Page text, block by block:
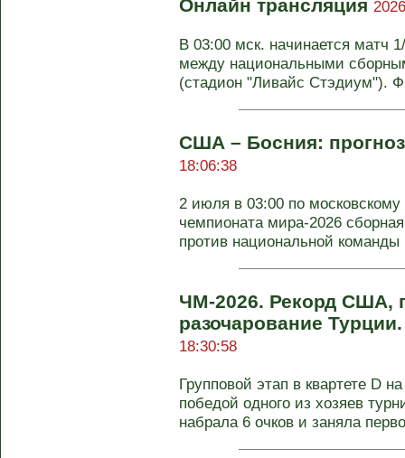
Онлайн трансляция
В 03:00 мск. начинается матч
между национальными
(стадион "Ливайс Стэдиум").
США – Босния:
18:06:38
2 июля в 03:00 по
чемпионата мира-2026
против национальной
ЧМ-2026. Рекорд США,
разочарование
18:30:58
Групповой этап в квартете D
победой одного из хозяев
набрала 6 очков и заняла